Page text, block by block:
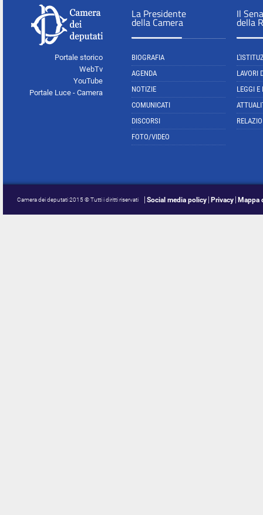
Portale storico
WebTv
YouTube
Portale Luce - Camera
La Presidente
della Camera
BIOGRAFIA
AGENDA
NOTIZIE
COMUNICATI
DISCORSI
FOTO/VIDEO
Il
della
LAVORI
LEGGI E
Camera dei deputati 2015 © Tutti i diritti riservati Social media policy Privacy Mappa